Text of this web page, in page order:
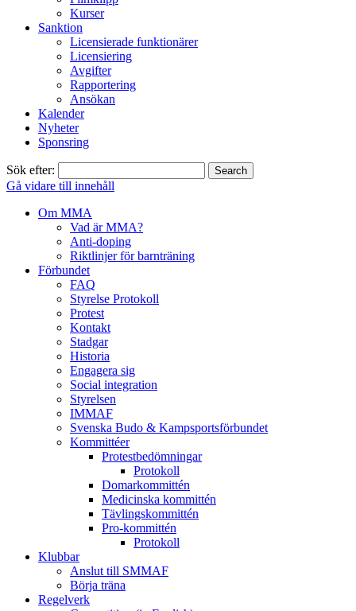
Kurser
Sanktion
Licensierade funktionärer
Licensiering
Avgifter
Rapportering
Ansökan
Kalender
Nyheter
Sponsring
Sök efter:
Gå vidare till innehåll
Om MMA
Vad är MMA?
Anti-doping
Riktlinjer för barnträning
Förbundet
FAQ
Styrelse Protokoll
Protest
Kontakt
Stadgar
Historia
Engagera sig
Social integration
Styrelsen
IMMAF
Svenska Budo & Kampsportsförbundet
Kommittéer
Protestbedömningar
Protokoll
Domarkommittén
Medicinska kommittén
Tävlingskommittén
Pro-kommittén
Protokoll
Klubbar
Anslut till SMMAF
Börja träna
Regelverk